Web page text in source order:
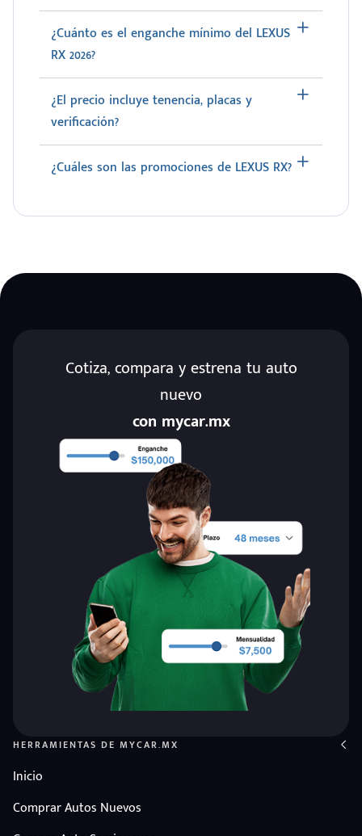
¿Cuánto es el enganche mínimo del LEXUS
RX 2026?
¿El precio incluye tenencia, placas y
verificación?
¿Cuáles son las promociones de LEXUS RX?
Cotiza, compara y estrena tu auto
nuevo
con mycar.mx
HERRAMIENTAS DE MYCAR.MX
Inicio
Comprar Autos Nuevos